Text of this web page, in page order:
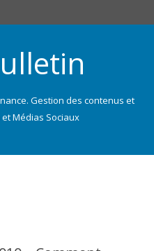
Gestion des contenus et
Médias Sociaux